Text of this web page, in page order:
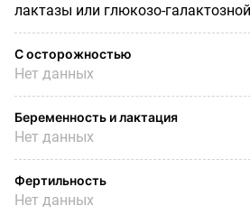
лактазы или глюкозо-
С осторожностью
Нет данных
Беременность и лактация
Нет данных
Фертильность
Нет данных